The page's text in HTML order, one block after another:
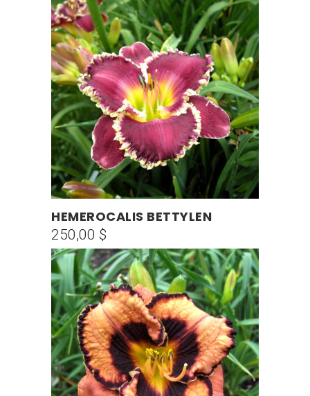
AÑADIR AL CARRITO
HEMEROCALIS BETTYLEN
250,00 $